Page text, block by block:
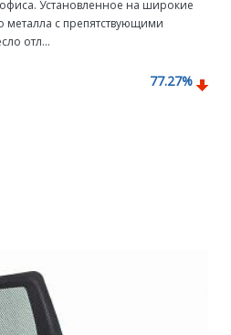
Установленное на широкие
с препятствующими
отл...
77.27%